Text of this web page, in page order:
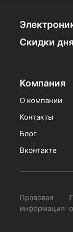
Скидки дня
Компания
О компании
Контакты
Блог
Вконтакте
Правовая
информация